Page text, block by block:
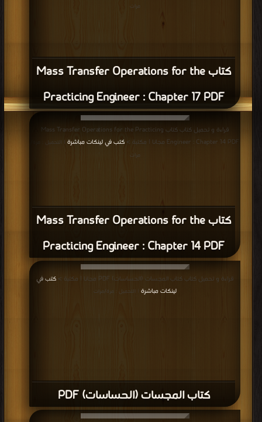
كتاب Mass Transfer Operations for the
Practicing Engineer : Chapter 17 PDF
مرات
كتاب Mass Transfer Operations for the
Practicing Engineer : Chapter 14 PDF
قراءة و تحميل كتاب كتاب Mass Transfer Operations for the Practicing
Engineer : Chapter 14 PDF مجانا | مكتبة >
كتب في لينكات مباشرة | التحميل : مرة/
مرات
كتاب المجسات (الحساسات) PDF
قراءة و تحميل كتاب كتاب المجسات (الحساسات) PDF مجانا | مكتبة >
كتب في
لينكات مباشرة
| التحميل : مرة/مرات